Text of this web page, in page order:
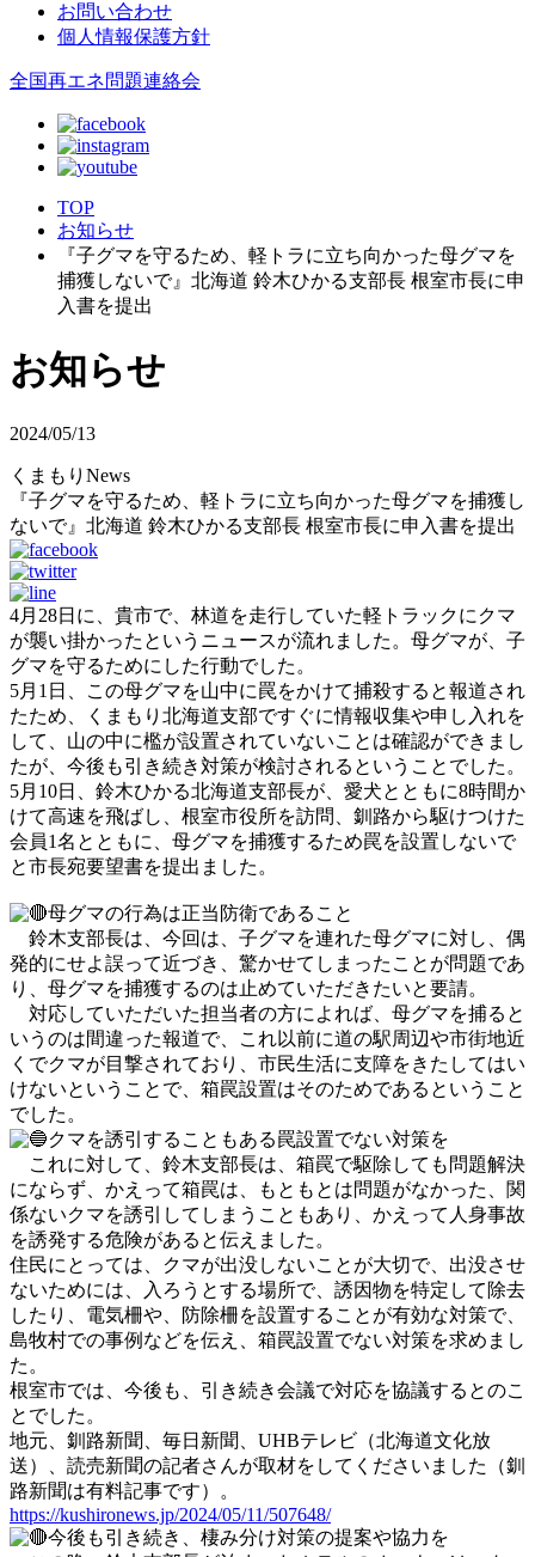
お問い合わせ
個人情報保護方針
全国再エネ問題連絡会
TOP
お知らせ
『子グマを守るため、軽トラに立ち向かった母グマを
捕獲しないで』北海道 鈴木ひかる支部長 根室市長に申
入書を提出
お知らせ
2024/05/13
くまもりNews
『子グマを守るため、軽トラに立ち向かった母グマを捕獲し
ないで』北海道 鈴木ひかる支部長 根室市長に申入書を提出
4月28日に、貴市で、林道を走行していた軽トラックにクマ
が襲い掛かったというニュースが流れました。母グマが、子
グマを守るためにした行動でした。
5月1日、この母グマを山中に罠をかけて捕殺すると報道され
たため、くまもり北海道支部ですぐに情報収集や申し入れを
して、山の中に檻が設置されていないことは確認ができまし
たが、今後も引き続き対策が検討されるということでした。
5月10日、鈴木ひかる北海道支部長が、愛犬とともに8時間か
けて高速を飛ばし、根室市役所を訪問、釧路から駆けつけた
会員1名とともに、母グマを捕獲するため罠を設置しないで
と市長宛要望書を提出ました。
母グマの行為は正当防衛であること
鈴木支部長は、今回は、子グマを連れた母グマに対し、偶
発的にせよ誤って近づき、驚かせてしまったことが問題であ
り、母グマを捕獲するのは止めていただきたいと要請。
対応していただいた担当者の方によれば、母グマを捕ると
いうのは間違った報道で、これ以前に道の駅周辺や市街地近
くでクマが目撃されており、市民生活に支障をきたしてはい
けないということで、箱罠設置はそのためであるということ
でした。
クマを誘引することもある罠設置でない対策を
これに対して、鈴木支部長は、箱罠で駆除しても問題解決
にならず、かえって箱罠は、もともとは問題がなかった、関
係ないクマを誘引してしまうこともあり、かえって人身事故
を誘発する危険があると伝えました。
住民にとっては、クマが出没しないことが大切で、出没させ
ないためには、入ろうとする場所で、誘因物を特定して除去
したり、電気柵や、防除柵を設置することが有効な対策で、
島牧村での事例などを伝え、箱罠設置でない対策を求めまし
た。
根室市では、今後も、引き続き会議で対応を協議するとのこ
とでした。
地元、釧路新聞、毎日新聞、UHBテレビ（北海道文化放
送）、読売新聞の記者さんが取材をしてくださいました（釧
路新聞は有料記事です）。
https://kushironews.jp/2024/05/11/507648/
今後も引き続き、棲み分け対策の提案や協力を